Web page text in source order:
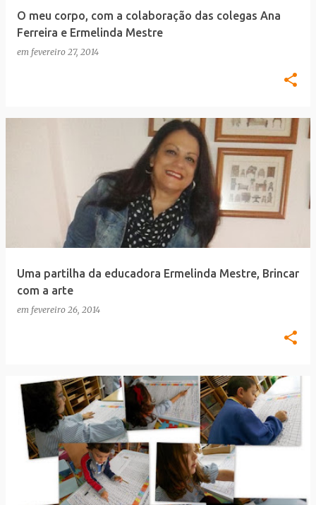
O meu corpo, com a colaboração das colegas Ana
Ferreira e Ermelinda Mestre
em fevereiro 27, 2014
Uma partilha da educadora Ermelinda Mestre, Brincar
com a arte
em fevereiro 26, 2014